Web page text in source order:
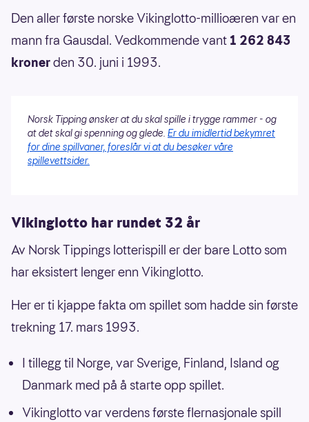
Den aller første norske Vikinglotto-millioæren var en
mann fra Gausdal. Vedkommende vant1 262 843
kronerden 30. juni i 1993.
Norsk Tipping ønsker at du skal spille i trygge rammer - og
at det skal gi spenning og glede. Er du imidlertid bekymret
for dine spillvaner, foreslår vi at du besøker våre
spillevettsider.
Vikinglotto har rundet 32 år
Av Norsk Tippings lotterispill er der bare Lotto som
har eksistert lenger enn Vikinglotto.
Her er ti kjappe fakta om spillet som hadde sin første
trekning 17. mars 1993.
I tillegg til Norge, var Sverige, Finland, Island og
Danmark med på å starte opp spillet.
Vikinglotto var verdens første flernasjonale spill